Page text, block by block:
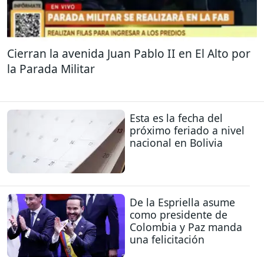
Cierran la avenida Juan Pablo II en El Alto por
la Parada Militar
Esta es la fecha del
próximo feriado a nivel
nacional en Bolivia
De la Espriella asume
como presidente de
Colombia y Paz manda
una felicitación